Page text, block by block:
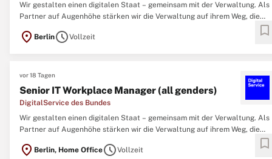
Wir gestalten einen digitalen Staat – gemeinsam mit der Verwaltung. Als
Partner auf Augenhöhe stärken wir die Verwaltung auf ihrem Weg, die
Produktentwicklung und unserem Einsatz für bessere
location_on BerlinscheduleVollzeit bookmark
vor 18 Tagen
Senior IT Workplace Manager (all genders)
DigitalService des Bundes
Wir gestalten einen digitalen Staat – gemeinsam mit der Verwaltung. Als
Partner auf Augenhöhe stärken wir die Verwaltung auf ihrem Weg, die
Produktentwicklung und unserem Einsatz für bessere
location_on Berlin, Home OfficescheduleVollzeit bookmark